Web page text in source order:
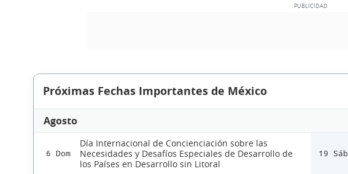
Próximas Fechas Importantes de México
Agosto
6 Dom
Día Internacional de Concienciación sobre las
Necesidades y Desafíos Especiales de Desarrollo de
los Países en Desarrollo sin Litoral
19 Sáb